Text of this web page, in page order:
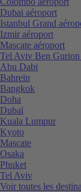
Dubai aéroport
Istanbul Grand
Izmir aéroport
Mascate aéroport
Tel Aviv Ben Gurion
Abu Dabi
Bahreïn
Bangkok
Doha
Dubaï
Kuala Lumpur
Kyoto
Mascate
Osaka
Phuket
Tel Aviv
Voir toutes les